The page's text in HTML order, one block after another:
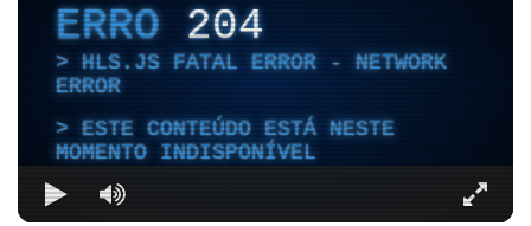
ERRO204
HLS.JS FATAL ERROR - NETWORK
ERROR
ESTE CONTEÚDO ESTÁ NESTE
MOMENTO INDISPONÍVEL